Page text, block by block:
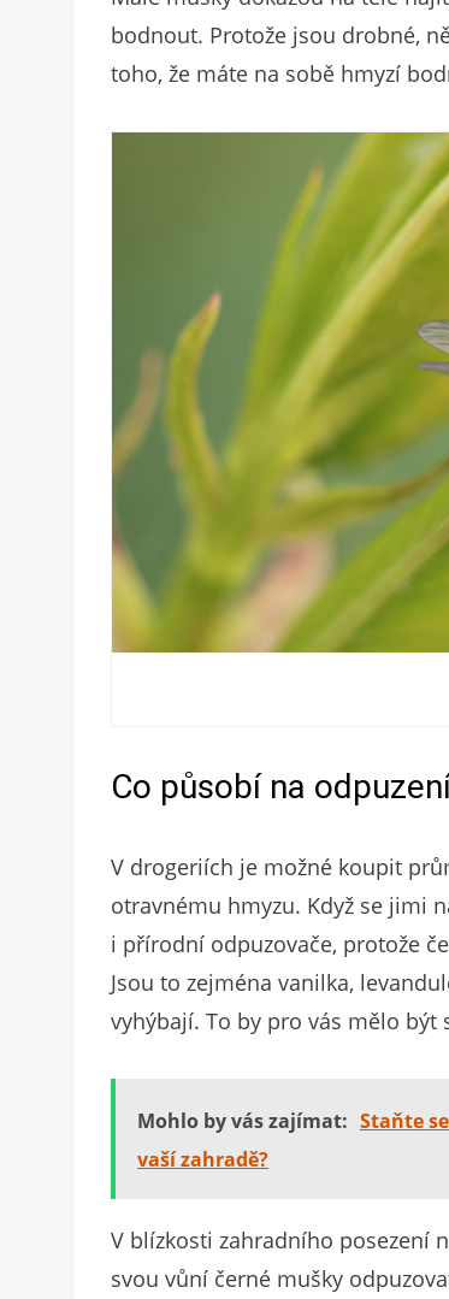
bodnout. Protože jsou drobné,
toho, že máte na sobě hmyzí
Co působí na
V drogeriích je možné koupit
otravnému hmyzu. Když se jimi
i přírodní odpuzovače, protože
Jsou to zejména vanilka,
vyhýbají. To by pro vás mělo
Mohlo by vás zajímat: Staňte
vaší zahradě?
V blízkosti zahradního posezení
svou vůní černé mušky